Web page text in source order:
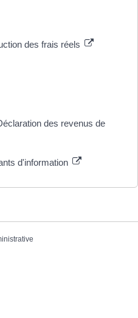
des frais réels
des revenus de
d'information